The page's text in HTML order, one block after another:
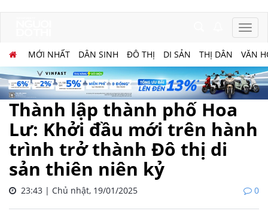
MỚI NHẤT DÂN SINH ĐÔ THỊ DI SẢN THỊ DÂN VĂN
Thành lập thành phố Hoa
Lư: Khởi đầu mới trên hành
trình trở thành Đô thị di
sản thiên niên kỷ
23:43 | Chủ nhật, 19/01/2025 0